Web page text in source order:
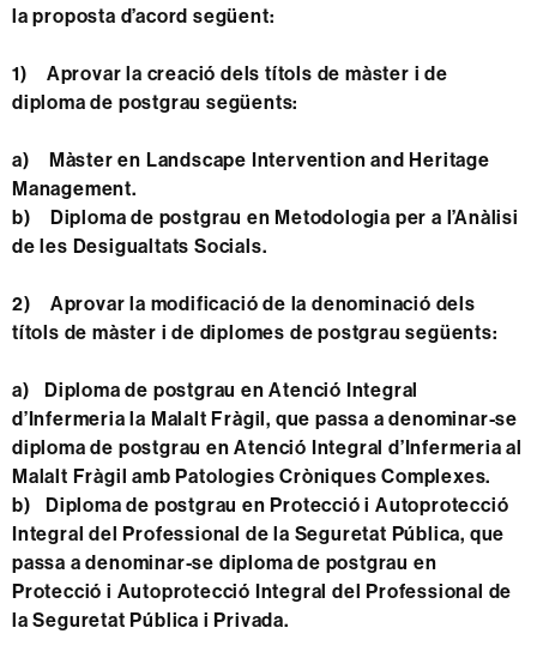
la proposta d’acord següent:
1) Aprovar la creació dels títols de màster i de
diploma de postgrau següents:
a)
Màster en Landscape Intervention and Heritage
Management.
b)
Diploma de postgrau en Metodologia per a l’Anàlisi
de les Desigualtats Socials.
2)
Aprovar la modificació de la denominació dels
títols de màster i de diplomes de postgrau següents:
a) Diploma de postgrau en Atenció Integral
d’Infermeria la Malalt Fràgil, que passa a denominar-se
diploma de postgrau en Atenció Integral d’Infermeria al
Malalt Fràgil amb Patologies Cròniques Complexes.
b) Diploma de postgrau en Protecció i Autoprotecció
Integral del Professional de la Seguretat Pública, que
passa a denominar-se diploma de postgrau en
Protecció i Autoprotecció Integral del Professional de
la Seguretat Pública i Privada.